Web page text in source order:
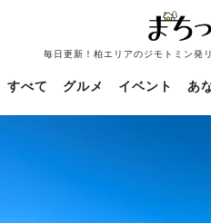
毎日更新！柏エリアのジモトミン発
すべて グルメ イベント あ